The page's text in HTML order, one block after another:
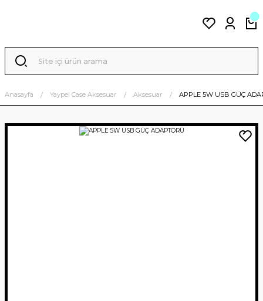
Anasayfa Yaypel Case Aksesuar Aksesuar APPLE 5W USB GÜÇ